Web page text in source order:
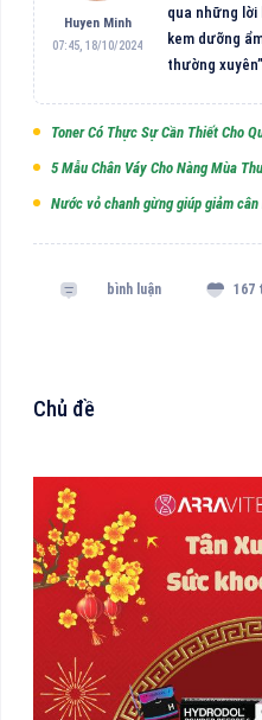
Huyen Minh
07:45, 18/10/2024
qua những lời
kem dưỡng
thường
Toner Có Thực Sự Cần Thiết Cho
5 Mẫu Chân Váy Cho Nàng Mùa
Nước vỏ chanh gừng giúp giảm
bình luận 167
Chủ đề